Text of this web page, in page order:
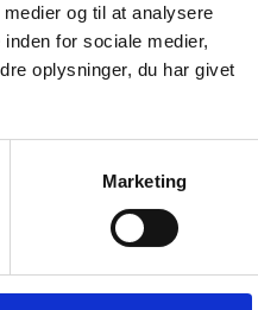
og til at analysere
for sociale medier,
oplysninger, du har givet
Marketing
ikke blive publiceret.